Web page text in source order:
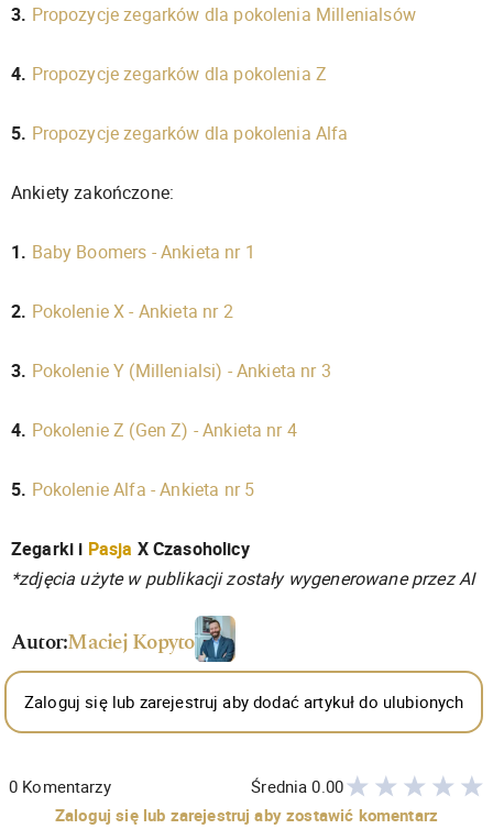
3. Propozycje zegarków dla pokolenia Millenialsów
4. Propozycje zegarków dla pokolenia Z
5. Propozycje zegarków dla pokolenia Alfa
Ankiety zakończone:
1. Baby Boomers - Ankieta nr 1
2. Pokolenie X - Ankieta nr 2
3. Pokolenie Y (Millenialsi) - Ankieta nr 3
4. Pokolenie Z (Gen Z) - Ankieta nr 4
5. Pokolenie Alfa - Ankieta nr 5
Zegarki i Pasja X Czasoholicy
*zdjęcia użyte w publikacji zostały wygenerowane przez AI
Autor:Maciej Kopyto
Zaloguj się lub zarejestruj aby dodać artykuł do ulubionych
0 Komentarzy Średnia0.00
Zaloguj się lub zarejestruj aby zostawić komentarz